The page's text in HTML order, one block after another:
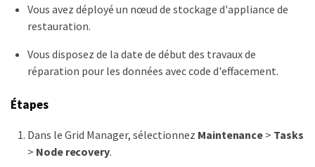
Vous avez déployé un nœud de stockage d'appliance de
restauration.
Vous disposez de la date de début des travaux de
réparation pour les données avec code d'effacement.
Étapes
Dans le Grid Manager, sélectionnez Maintenance > Tasks
> Node recovery.